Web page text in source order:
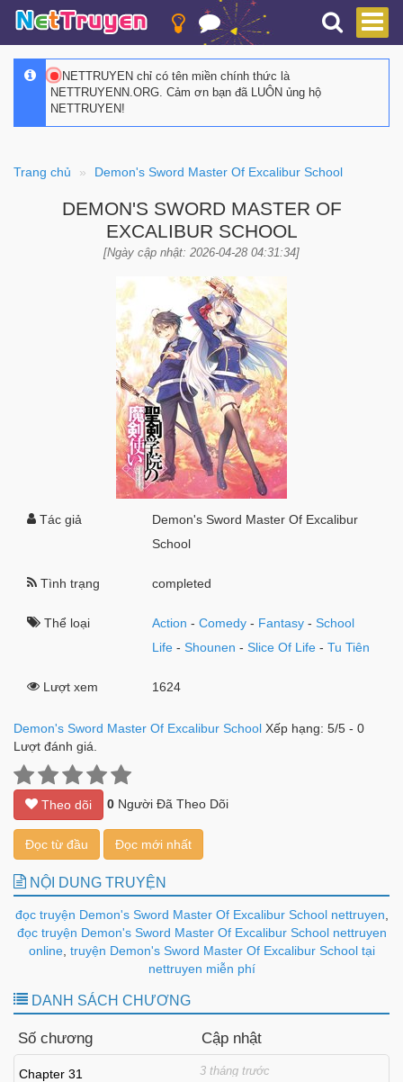
NETTRUYEN chỉ có tên miền chính thức là
NETTRUYENN.ORG. Cảm ơn bạn đã LUÔN ủng hộ
NETTRUYEN!
Trang chủ Demon's Sword Master Of Excalibur School
DEMON'S SWORD MASTER OF
EXCALIBUR SCHOOL
[Ngày cập nhật: 2026-04-28 04:31:34]
Tác giả
Demon's Sword Master Of Excalibur
School
Tình trạng completed
Thể loại Action -Comedy - Fantasy -School
Life -Shounen -Slice Of Life -Tu Tiên
Lượt xem 1624
Demon's Sword Master Of Excalibur School Xếp hạng: 5/5 - 0
Lượt đánh giá.
Theo dõi 0 Người Đã Theo Dõi
Đọc từ đầu Đọc mới nhất
NỘI DUNG TRUYỆN
đọc truyện Demon's Sword Master Of Excalibur School nettruyen
đọc truyện Demon's Sword Master Of Excalibur School nettruyen
online, truyện Demon's Sword Master Of Excalibur School tại
nettruyen miễn phí
DANH SÁCH CHƯƠNG
Số chương Cập nhật
Chapter 31 3 tháng trước